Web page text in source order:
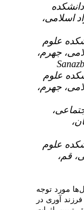
اسلامی،
علوم
جهرم،
علوم
جهرم،
علوم
قم،
مورد توجه
آوریدر